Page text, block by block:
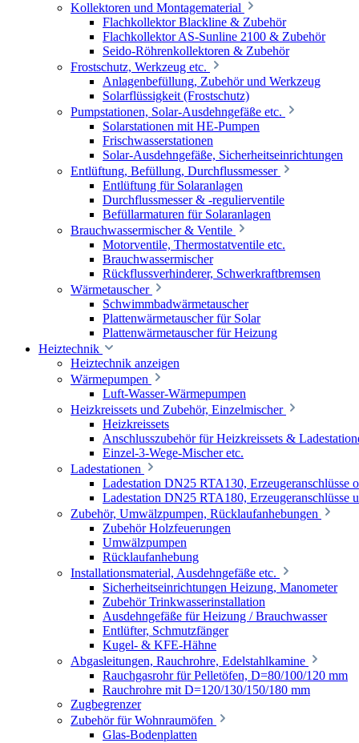
Kollektoren und Montagematerial
Flachkollektor Blackline & Zubehör
Flachkollektor AS-Sunline 2100 & Zubehör
Seido-Röhrenkollektoren & Zubehör
Frostschutz, Werkzeug etc.
Anlagenbefüllung, Zubehör und Werkzeug
Solarflüssigkeit (Frostschutz)
Pumpstationen, Solar-Ausdehngefäße etc.
Solarstationen mit HE-Pumpen
Frischwasserstationen
Solar-Ausdehngefäße, Sicherheitseinrichtungen
Entlüftung, Befüllung, Durchflussmesser
Entlüftung für Solaranlagen
Durchflussmesser & -regulierventile
Befüllarmaturen für Solaranlagen
Brauchwassermischer & Ventile
Motorventile, Thermostatventile etc.
Brauchwassermischer
Rückflussverhinderer, Schwerkraftbremsen
Wärmetauscher
Schwimmbadwärmetauscher
Plattenwärmetauscher für Solar
Plattenwärmetauscher für Heizung
Heiztechnik
Heiztechnik anzeigen
Wärmepumpen
Luft-Wasser-Wärmepumpen
Heizkreissets und Zubehör, Einzelmischer
Heizkreissets
Anschlusszubehör für Heizkreissets &
Einzel-3-Wege-Mischer etc.
Ladestationen
Ladestation DN25 RTA130, Erzeugeranschlüsse
Ladestation DN25 RTA180, Erzeugeranschlüsse
Zubehör, Umwälzpumpen, Rücklaufanhebungen
Zubehör Holzfeuerungen
Umwälzpumpen
Rücklaufanhebung
Installationsmaterial, Ausdehngefäße etc.
Sicherheitseinrichtungen Heizung, Manometer
Zubehör Trinkwasserinstallation
Ausdehngefäße für Heizung / Brauchwasser
Entlüfter, Schmutzfänger
Kugel- & KFE-Hähne
Abgasleitungen, Rauchrohre, Edelstahlkamine
Rauchgasrohr für Pelletöfen, D=80/100/120 mm
Rauchrohre mit D=120/130/150/180 mm
Zugbegrenzer
Zubehör für Wohnraumöfen
Glas-Bodenplatten